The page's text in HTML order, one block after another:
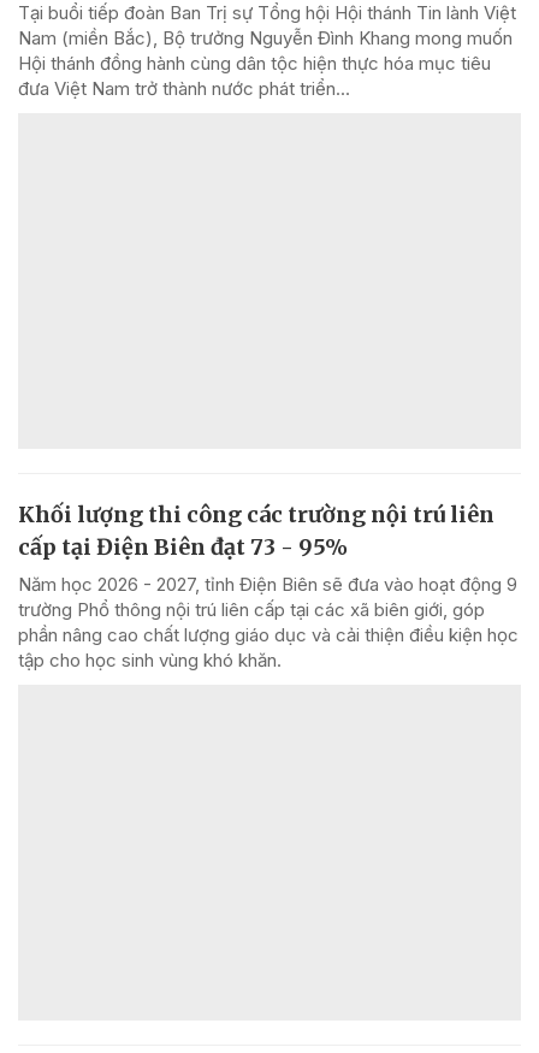
Tại buổi tiếp đoàn Ban Trị sự Tổng hội Hội thánh Tin lành Việt
Nam (miền Bắc), Bộ trưởng Nguyễn Đình Khang mong muốn
Hội thánh đồng hành cùng dân tộc hiện thực hóa mục tiêu
đưa Việt Nam trở thành nước phát triển...
Khối lượng thi công các trường nội trú liên
cấp tại Điện Biên đạt 73 - 95%
Năm học 2026 - 2027, tỉnh Điện Biên sẽ đưa vào hoạt động 9
trường Phổ thông nội trú liên cấp tại các xã biên giới, góp
phần nâng cao chất lượng giáo dục và cải thiện điều kiện học
tập cho học sinh vùng khó khăn.